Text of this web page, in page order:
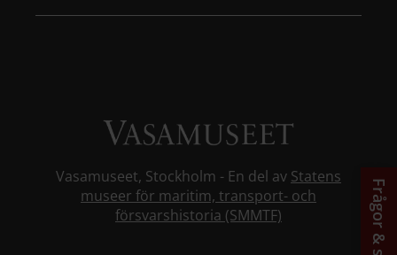
Frågor & svar
Vasamuseet, Stockholm - En del av Statens
museer för maritim, transport- och
försvarshistoria (SMMTF)